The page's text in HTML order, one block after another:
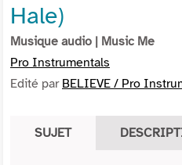
Hale)
Musique audio | Music Me
Pro Instrumentals
Edité par BELIEVE / Pro
SUJET